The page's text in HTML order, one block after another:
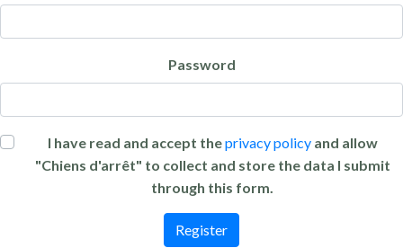
Password
I have read and accept theprivacy policyand allow
"Chiens d'arrêt" to collect and store the data I submit
through this form.
Register